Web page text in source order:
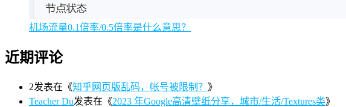
机场流量0.1倍率/0.5倍率是什么意思？
近期评论
2发表在《知乎网页版乱码，帐号被限制？ 》
Teacher Du发表在《2023 年Google高清壁纸分享，城市/生活/Textures类》